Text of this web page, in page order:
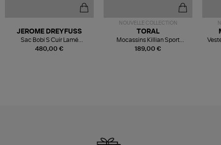
480,00 €
JEROME DREYFUSS
Sac Bobi S Cuir Lamé
Champagne
NOUVELLE COLLECTION
189,00 €
TORAL
Mocassins Killian Sport
Mousse